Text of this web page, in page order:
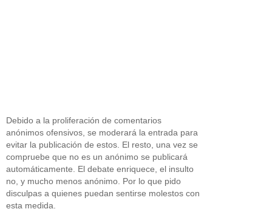
Debido a la proliferación de comentarios
anónimos ofensivos, se moderará la entrada para
evitar la publicación de estos. El resto, una vez se
compruebe que no es un anónimo se publicará
automáticamente. El debate enriquece, el insulto
no, y mucho menos anónimo. Por lo que pido
disculpas a quienes puedan sentirse molestos con
esta medida.